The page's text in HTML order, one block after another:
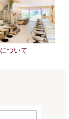
ついて